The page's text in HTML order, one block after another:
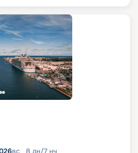
вс 8 дн/7 нч